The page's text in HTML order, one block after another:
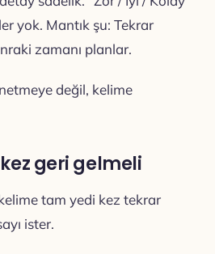
yok. Mantık şu: Tekrar
zamanı planlar.
değil, kelime
geri gelmeli
tam yedi kez tekrar
ister.